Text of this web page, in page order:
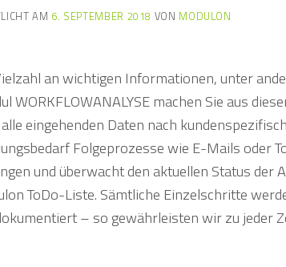
AM 6. SEPTEMBER 2018 VON MODULON
an wichtigen Informationen, unter
machen Sie aus
eingehenden Daten nach
Folgeprozesse wie E-Mails oder
und überwacht den aktuellen Status der
ToDo-Liste. Sämtliche Einzelschritte
– so gewährleisten wir zu jeder